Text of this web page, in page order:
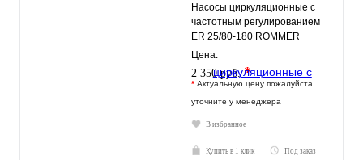
Насосы циркуляционные с
частотным регулированием
ER 25/80-180 ROMMER
Цена:
2 350 руб.*
* Актуальную цену пожалуйста
уточните у менеджера
В избранное
Купить в 1 клик Под заказ